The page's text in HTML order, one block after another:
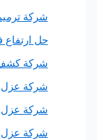
شركة ترميم مسابح
حل ارتفاع فاتورة
شركة كشف تسربات
شركة عزل خزانات
شركة عزل فوم
شركة عزل فوم بحوطة